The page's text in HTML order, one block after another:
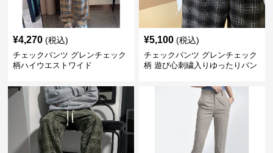
¥4,270 (税込)
チェックパンツ グレンチェック
柄ハイウエストワイド
¥5,100 (税込)
チェックパンツ グレンチェック
柄 遊び心刺繍入りゆったりパン